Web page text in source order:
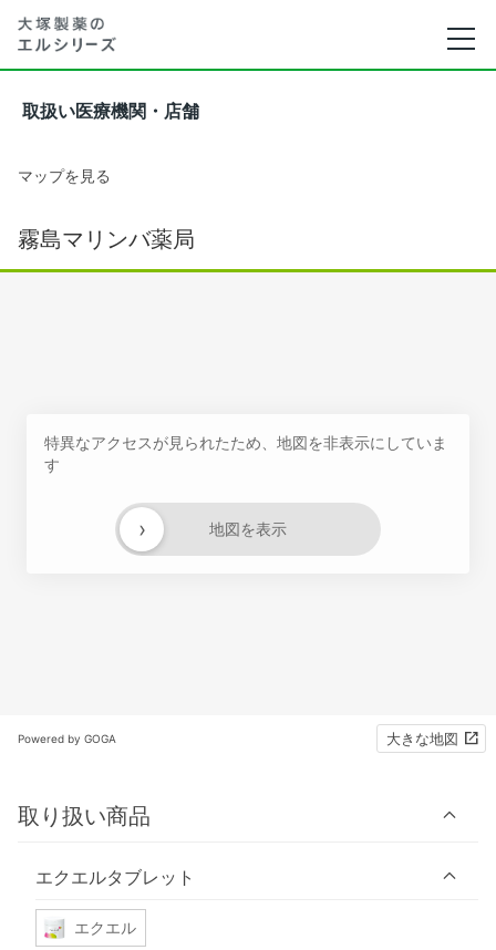
取扱い医療機関・店舗
マップを見る
霧島マリンバ薬局
特異なアクセスが見られたため、地図を非表示にしていま
す
地図を表示
›
Powered by GOGA 大きな地図
取り扱い商品
エクエルタブレット
エクエル